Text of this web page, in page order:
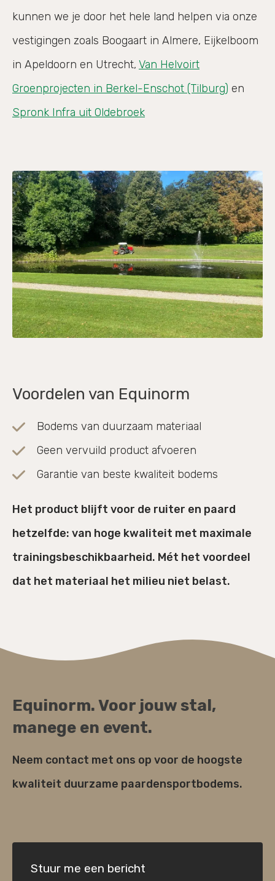
kunnen we je door het hele land helpen via onze
vestigingen zoals Boogaart in Almere, Eijkelboom
in Apeldoorn en Utrecht, Van Helvoirt
Groenprojecten in Berkel-Enschot (Tilburg) en
Spronk Infra uit Oldebroek
Voordelen van Equinorm
Bodems van duurzaam materiaal
Geen vervuild product afvoeren
Garantie van beste kwaliteit bodems
Het product blijft voor de ruiter en paard
hetzelfde: van hoge kwaliteit met maximale
trainingsbeschikbaarheid. Mét het voordeel
dat het materiaal het milieu niet belast.
Equinorm. Voor jouw stal,
manege en event.
Neem contact met ons op voor de hoogste
kwaliteit duurzame paardensportbodems.
Stuur me een bericht